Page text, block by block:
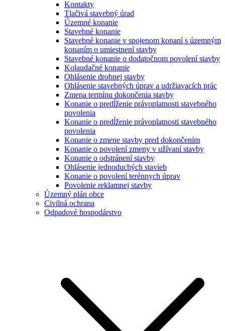
Kontakty
Tlačivá stavebný úrad
Územné konanie
Stavebné konanie
Stavebné konanie v spojenom konaní s územným
konaním o umiestnení stavby
Stavebné konanie o dodatočnom povolení stavby
Kolaudačné konanie
Ohlásenie drobnej stavby
Ohlásenie stavebných úprav a udržiavacích prác
Zmena termínu dokončenia stavby
Konanie o predĺženie právoplatnosti stavebného
povolenia
Konanie o predĺženie právoplatnosti stavebného
povolenia
Konanie o zmene stavby pred dokončením
Konanie o povolení zmeny v užívaní stavby
Konanie o odstránení stavby
Ohlásenie jednoduchých stavieb
Konanie o povolení terénnych úprav
Povolenie reklamnej stavby
Územný plán obce
Civilná ochrana
Odpadové hospodárstvo